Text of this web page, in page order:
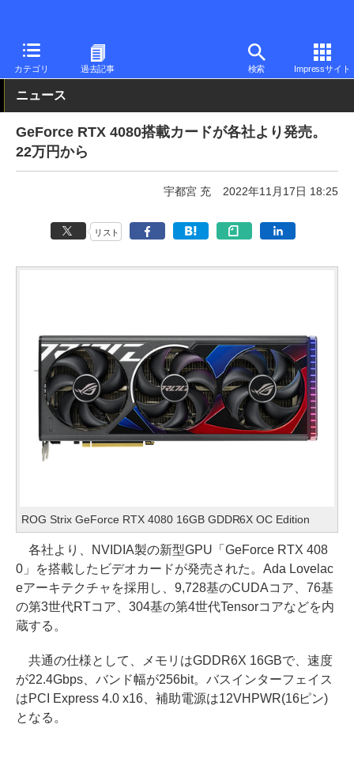
カテゴリ 過去記事 検索 Impressサイト
PC Watch 半導体/周辺機器 GeForce
ニュース
GeForce RTX 4080搭載カードが各社より発売。
22万円から
宇都宮 充 2022年11月17日 18:25
リスト
ROG Strix GeForce RTX 4080 16GB GDDR6X OC Edition
各社より、NVIDIA製の新型GPU「GeForce RTX 408
0」を搭載したビデオカードが発売された。Ada Lovelac
eアーキテクチャを採用し、9,728基のCUDAコア、76基
の第3世代RTコア、304基の第4世代Tensorコアなどを内
蔵する。
共通の仕様として、メモリはGDDR6X 16GBで、速度
が22.4Gbps、バンド幅が256bit。バスインターフェイス
はPCI Express 4.0 x16、補助電源は12VHPWR(16ピン)
となる。